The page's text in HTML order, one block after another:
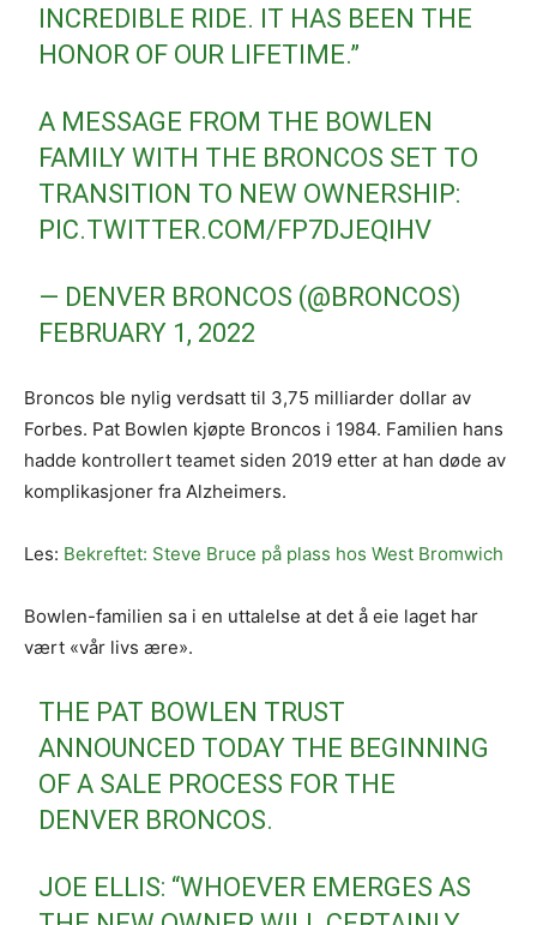
INCREDIBLE RIDE. IT HAS BEEN THE
HONOR OF OUR LIFETIME.”
A MESSAGE FROM THE BOWLEN
FAMILY WITH THE BRONCOS SET TO
TRANSITION TO NEW OWNERSHIP:
PIC.TWITTER.COM/FP7DJEQIHV
— DENVER BRONCOS (@BRONCOS)
FEBRUARY 1, 2022
Broncos ble nylig verdsatt til 3,75 milliarder dollar av
Forbes. Pat Bowlen kjøpte Broncos i 1984. Familien hans
hadde kontrollert teamet siden 2019 etter at han døde av
komplikasjoner fra Alzheimers.
Les: Bekreftet: Steve Bruce på plass hos West Bromwich
Bowlen-familien sa i en uttalelse at det å eie laget har
vært «vår livs ære».
THE PAT BOWLEN TRUST
ANNOUNCED TODAY THE BEGINNING
OF A SALE PROCESS FOR THE
DENVER BRONCOS.
JOE ELLIS: “WHOEVER EMERGES AS